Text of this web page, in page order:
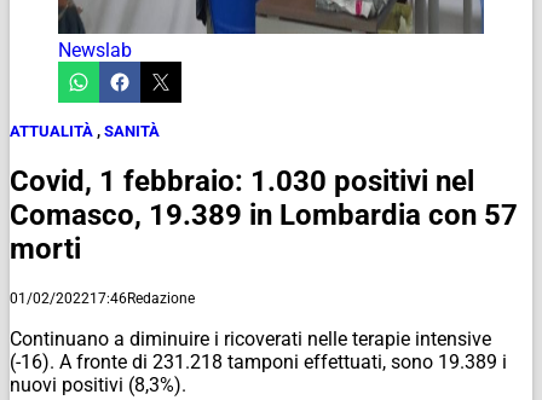
Newslab
ATTUALITÀ , SANITÀ
Covid, 1 febbraio: 1.030 positivi nel
Comasco, 19.389 in Lombardia con 57
morti
01/02/202217:46Redazione
Continuano a diminuire i ricoverati nelle terapie intensive
(-16). A fronte di 231.218 tamponi effettuati, sono 19.389 i
nuovi positivi (8,3%).